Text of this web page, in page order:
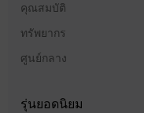
คุณสมบัติ
ทรัพยากร
ศูนย์กลาง
รุ่นยอดนิยม